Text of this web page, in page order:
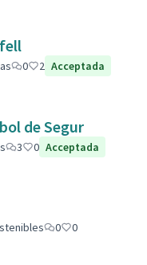
0 2 Acceptada
de Segur
3 0 Acceptada
0
0